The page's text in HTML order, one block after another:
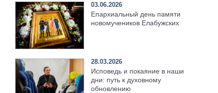
03.06.2026
Епархиальный день памяти
новомучеников Елабужских
28.03.2026
Исповедь и покаяние в наши
дни: путь к духовному
обновлению